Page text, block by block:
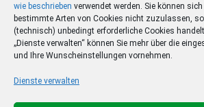
wie beschrieben verwendet werden. Sie können
bestimmte Arten von Cookies nicht zuzulassen,
(technisch) unbedingt erforderliche Cookies
„Dienste verwalten“ können Sie mehr über die
und Ihre Wunscheinstellungen vornehmen.
Dienste verwalten
Ja,bestelle das E-Paper meiner
inkl. Premium-Artikel iS+kostenlos
Ausgabe*